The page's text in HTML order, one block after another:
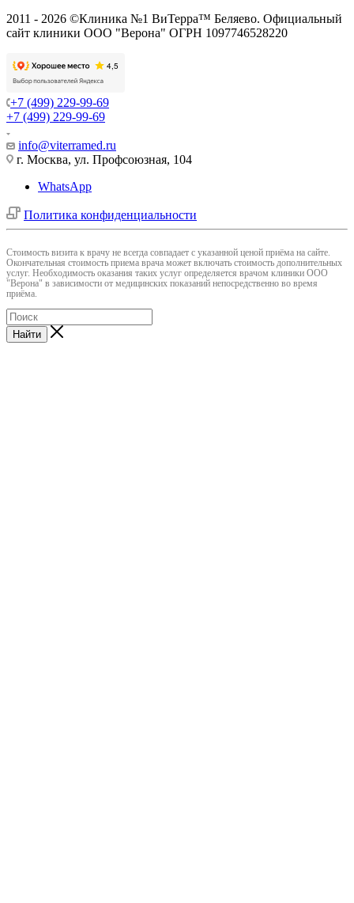
2011 - 2026 ©Клиника №1 ВиТерра™ Беляево. Официальный
сайт клиники ООО "Верона" ОГРН 1097746528220
+7 (499) 229-99-69
+7 (499) 229-99-69
info@viterramed.ru
г. Москва, ул. Профсоюзная, 104
WhatsApp
Политика конфиденциальности
Cтоимость визита к врачу не всегда совпадает с указанной ценой приёма на сайте.
Окончательная стоимость приема врача может включать стоимость дополнительных
услуг. Необходимость оказания таких услуг определяется врачом клиники ООО
"Верона" в зависимости от медицинских показаний непосредственно во время
приёма.
Найти